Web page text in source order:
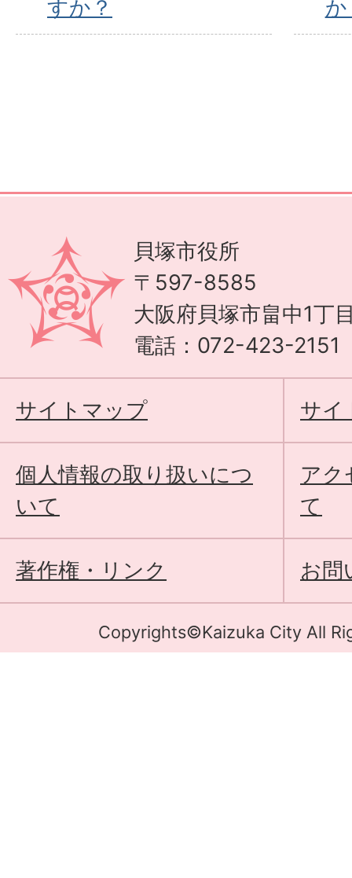
すか？
貝塚市役所
〒597-8585
大阪府貝塚市畠中1丁
電話：072-423-2151
サイトマップ サイ
個人情報の取り扱いにつ
いて
アク
て
著作権・リンク お問
Copyrights©Kaizuka City All